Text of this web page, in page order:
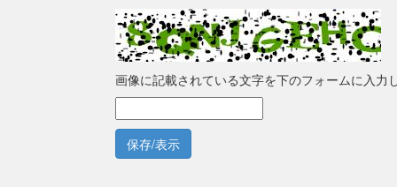
画像に記載されている文字を下のフォームに入力
保存/表示